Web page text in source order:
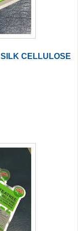
CELLULOSE